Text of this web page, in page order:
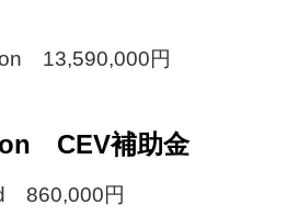
13,590,000円
CEV補助金
860,000円